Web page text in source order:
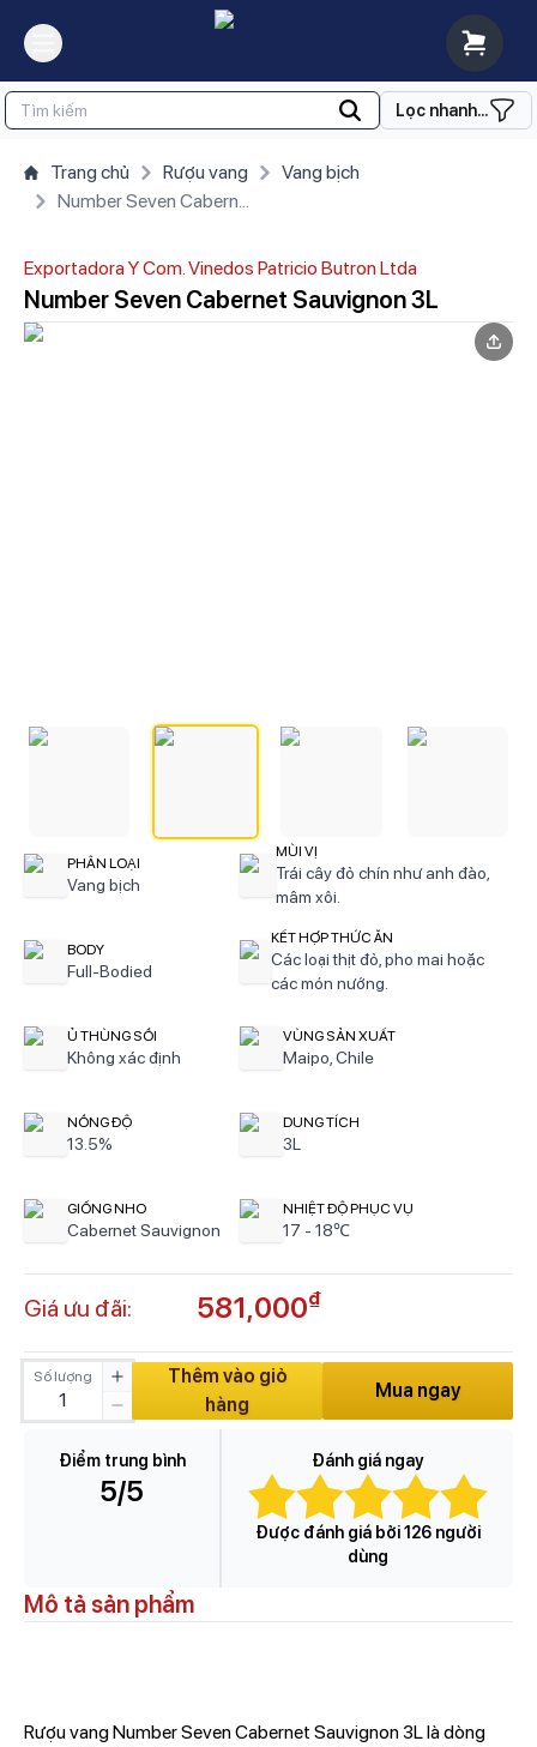
Lọc nhanh...
Trang chủ Rượu vang
Vang bịch
Number Seven Cabernet Sauvignon 3L
Exportadora Y Com. Vinedos Patricio Butron Ltda
Number Seven Cabernet Sauvignon 3L
PHÂN LOẠI
Vang bịch
BODY
Full-Bodied
Ủ THÙNG SỒI
Không xác định
NỒNG ĐỘ
13.5%
GIỐNG NHO
Cabernet Sauvignon
MÙI VỊ
Trái cây đỏ chín như anh đào,
mâm xôi.
KẾT HỢP THỨC ĂN
Các loại thịt đỏ, pho mai hoặc
các món nướng.
VÙNG SẢN XUẤT
Maipo, Chile
DUNG TÍCH
3L
NHIỆT ĐỘ PHỤC VỤ
17 - 18℃
Giá ưu đãi: 581,000₫
Số lượng
Thêm vào giỏ
hàng
Mua ngay
Điểm trung bình
5/5
Đánh giá ngay
Được đánh giá bởi 126 người
dùng
Mô tả sản phẩm
Rượu vang Number Seven Cabernet Sauvignon 3L là dòng